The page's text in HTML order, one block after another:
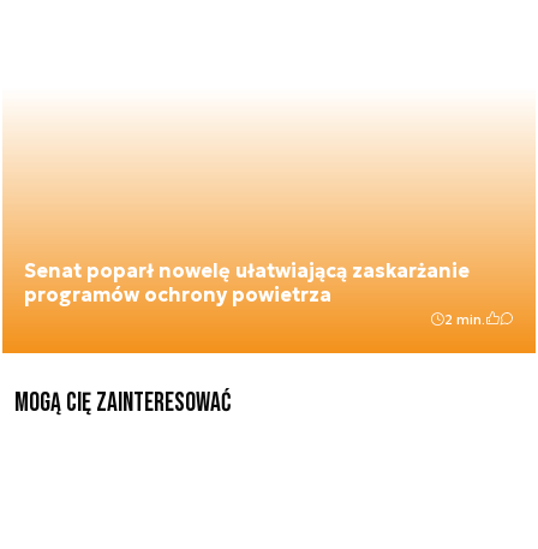
Senat poparł nowelę ułatwiającą zaskarżanie
programów ochrony powietrza
2 min.
Mogą Cię zainteresować